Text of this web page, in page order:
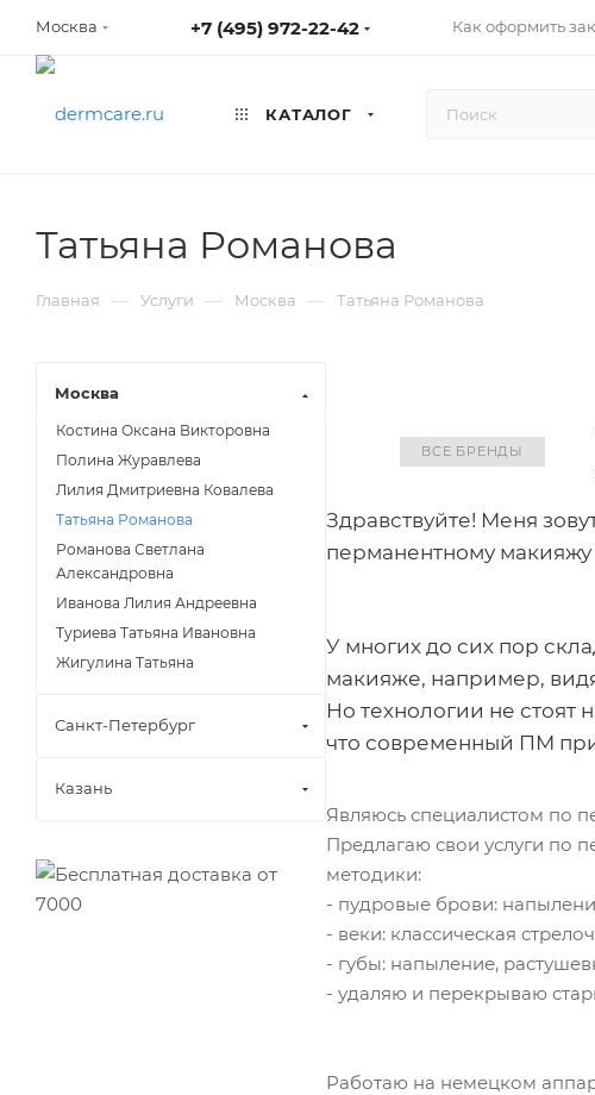
Москва +7 (495) 972-22-42 Как оформить
КАТАЛОГ
Татьяна Романова
Главная — Услуги — Москва — Татьяна Романова
ВСЕ БРЕНДЫ
Здравствуйте! Меня
перманентному макияжу
У многих до сих пор
макияже, например,
Но технологии не стоят
что современный ПМ
Являюсь специалистом по
Предлагаю свои услуги по
методики:
- пудровые брови:
- веки: классическая
- губы: напыление,
- удаляю и перекрываю
Работаю на немецком
Москва
Костина Оксана Викторовна
Полина Журавлева
Лилия Дмитриевна Ковалева
Татьяна Романова
Романова Светлана
Александровна
Иванова Лилия Андреевна
Туриева Татьяна Ивановна
Жигулина Татьяна
Санкт-Петербург
Казань